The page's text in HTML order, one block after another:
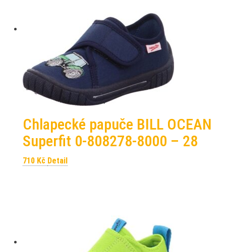
Chlapecké papuče BILL OCEAN
Superfit 0-808278-8000 – 28
710 Kč Detail